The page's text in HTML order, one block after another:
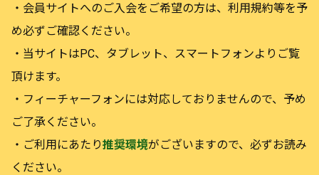
・会員サイトへのご入会をご希望の方は、利用規約等を予
め必ずご確認ください。
・当サイトはPC、タブレット、スマートフォンよりご覧
頂けます。
・フィーチャーフォンには対応しておりませんので、予め
ご了承ください。
・ご利用にあたり推奨環境がございますので、必ずお読み
ください。